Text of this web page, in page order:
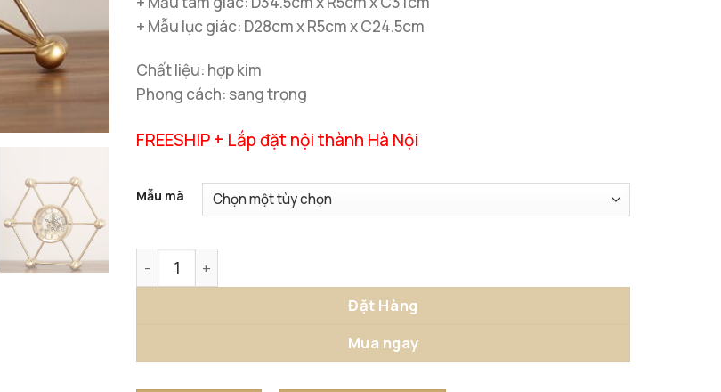
+ Mẫu lục giác: D28cm x R5cm x C24.5cm
Chất liệu: hợp kim
Phong cách: sang trọng
FREESHIP + Lắp đặt nội thành Hà Nội
Mẫu mã
Đồng Hồ Để Bàn Hình Học Không Gian số lượng
Đặt Hàng
Mua ngay